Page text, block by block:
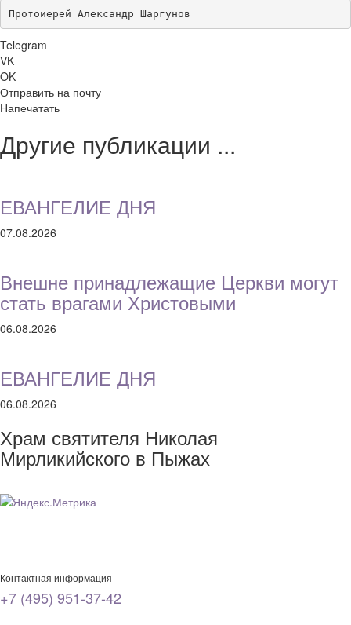
Протоиерей Александр Шаргунов
Telegram
VK
OK
Отправить на почту
Напечатать
Другие публикации ...
ЕВАНГЕЛИЕ ДНЯ
07.08.2026
Внешне принадлежащие Церкви могут
стать врагами Христовыми
06.08.2026
ЕВАНГЕЛИЕ ДНЯ
06.08.2026
Храм святителя Николая
Мирликийского в Пыжах
Контактная информация
+7 (495) 951-37-42